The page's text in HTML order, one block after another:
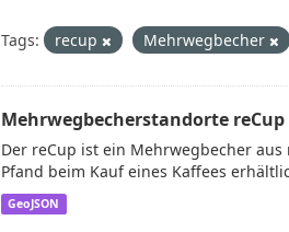
Tags: recup Mehrwegbecher
Mehrwegbecherstandorte
Der reCup ist ein Mehrwegbecher
Pfand beim Kauf eines Kaffees
GeoJSON